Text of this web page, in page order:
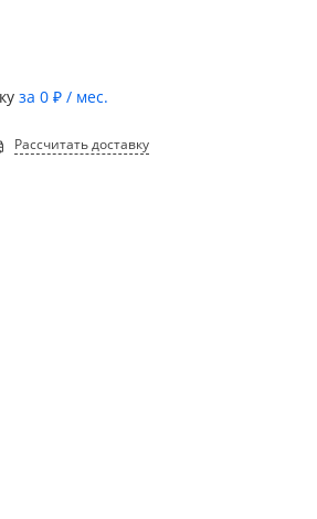
за0 ₽ / мес.
Рассчитать доставку